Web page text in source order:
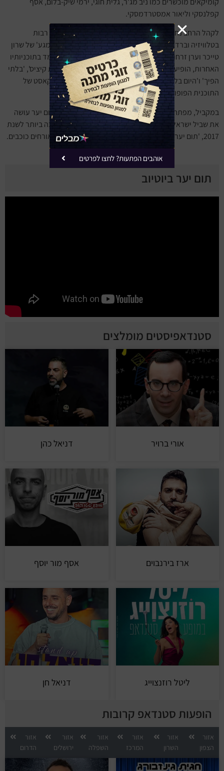
קפלנסקי וליאור אמסטרדמסקי.
לקהל הרחב נחשפה יער כאשר לקחה חלק בתוכניות בידור רבות
בטלוויזיה וברדיו. היא השתתפה בתוכנית הרדיו 'חותרים למגע' של שרון
טייכר וערן זרחוביץ' בגל"צ והמשיכה לשתף פעולה עם הצמד בתוכניותיו
האחרות, הופיעה בתוכניות הטלוויזיה 'לילה תירס', 'תוכנית קיציס', 'בלתי
הפיך' ו'היום בלילה' עםגורי אלפי
. ב-2016 הצטרפה יער לקאסט של
התוכנית הפופולארית 'ארץ נהדרת'.
במקביל, מפתחת יער סדרות ותוכניות בידור בכיכובה – 'תום יער עושה
את שביל ישראל', שזכתה בפרס תוכנית דוקו-ריאליטי הטובה ביותר לשנת
2017, 'תום יער עושה בגרות', ו'הכל תום', בה היא מארחת אורחים כוכבים.
תום יער ביוטיוב
סטנדאפיסטים מומלצים
אורי ברויר דניאל כהן
ארז בירנבוים אסף מור יוסף
ליטל רוזנצוייג דניאל חן
הופעות סטנדאפ קרובות
אזור
הצפון
אזור
השרון
אזור
המרכז
אזור
השפלה
אזור
ירושלים
אזור
הדרום
אוהבים הפתעות? לחצו לפרטים